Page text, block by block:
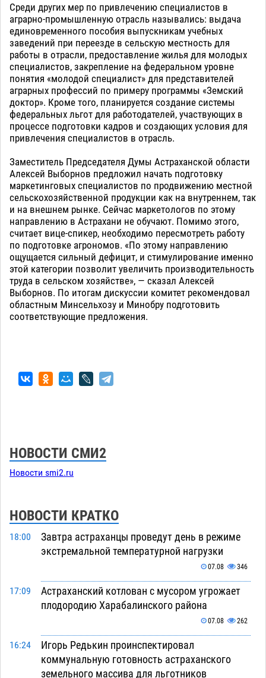
Среди других мер по привлечению специалистов в
аграрно-промышленную отрасль назывались: выдача
единовременного пособия выпускникам учебных
заведений при переезде в сельскую местность для
работы в отрасли, предоставление жилья для молодых
специалистов, закрепление на федеральном уровне
понятия «молодой специалист» для представителей
аграрных профессий по примеру программы «Земский
доктор». Кроме того, планируется создание системы
федеральных льгот для работодателей, участвующих в
процессе подготовки кадров и создающих условия для
привлечения специалистов в отрасль.
Заместитель Председателя Думы Астраханской области
Алексей Выборнов предложил начать подготовку
маркетинговых специалистов по продвижению местной
сельскохозяйственной продукции как на внутреннем, так
и на внешнем рынке. Сейчас маркетологов по этому
направлению в Астрахани не обучают. Помимо этого,
считает вице-спикер, необходимо пересмотреть работу
по подготовке агрономов. «По этому направлению
ощущается сильный дефицит, и стимулирование именно
этой категории позволит увеличить производительность
труда в сельском хозяйстве», — сказал Алексей
Выборнов. По итогам дискуссии комитет рекомендовал
областным Минсельхозу и Минобру подготовить
соответствующие предложения.
НОВОСТИ СМИ2
Новости smi2.ru
НОВОСТИ КРАТКО
18:00
Завтра астраханцы проведут день в режиме
экстремальной температурной нагрузки
07.08 346
17:09
Астраханский котлован с мусором угрожает
плодородию Харабалинского района
07.08 262
16:24
Игорь Редькин проинспектировал
коммунальную готовность астраханского
земельного массива для льготников